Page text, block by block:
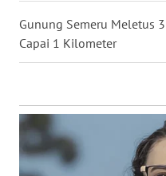
Gunung Semeru Meletus
Capai 1 Kilometer
WN
GORONTALO
WN
MALUKU